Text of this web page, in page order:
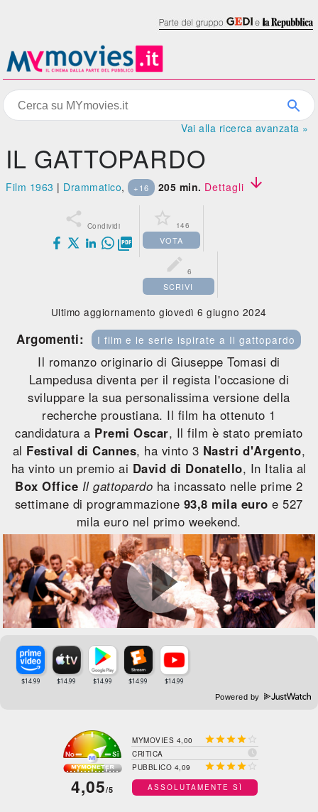
Vai alla ricerca avanzata »
IL GATTOPARDO
Film 1963 | Drammatico, +16 205 min. Dettagli 
 Condividi

 146
VOTA
 6
SCRIVI
Ultimo aggiornamento giovedì 6 giugno 2024
Argomenti: I film e le serie ispirate a Il gattopardo
Il romanzo originario di Giuseppe Tomasi di
Lampedusa diventa per il regista l'occasione di
sviluppare la sua personalissima versione della
recherche proustiana. Il film ha ottenuto 1
candidatura a Premi Oscar, Il film è stato premiato
al Festival di Cannes, ha vinto 3 Nastri d'Argento,
ha vinto un premio ai David di Donatello, In Italia al
Box Office Il gattopardo ha incassato nelle prime 2
settimane di programmazione 93,8 mila euro e 527
mila euro nel primo weekend.
Powered by
4,05/5
MYMOVIES 4,00  
CRITICA 
PUBBLICO 4,09  
ASSOLUTAMENTE SÌ